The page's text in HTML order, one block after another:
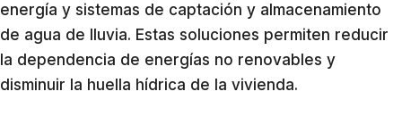
energía y sistemas de captación y almacenamiento
de agua de lluvia. Estas soluciones permiten reducir
la dependencia de energías no renovables y
disminuir la huella hídrica de la vivienda.